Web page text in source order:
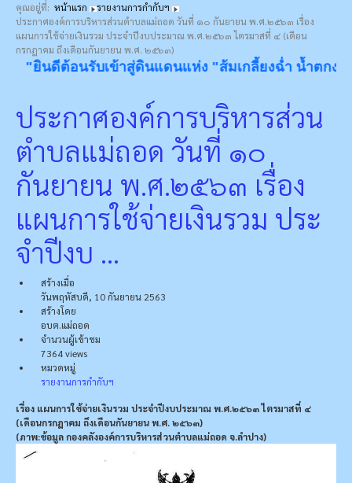
คุณอยู่ที่: หน้าแรก
รายงานการกำกับฯ
ประกาศองค์การบริหารส่วนตําบลแม่ถอด วันที่ ๑๐ กันยายน พ.ศ.๒๕๖๓ เรื่อง
แผนการใช้จ่ายเงินรวม ประจําปีงบประมาณ พ.ศ.๒๕๖๓ ไตรมาสที่ ๔ (เดือน
กรกฎาคม ถึงเดือนกันยายน พ.ศ. ๒๕๖๓)
"ยินดีต้อนรับเข้าสู่ดินแดนแห่ง "ส้มเกลี้ยงฉ่ำ น้ำตกงาม
ประกาศองค์การบริหารส่วน
ตําบลแม่ถอด วันที่ ๑๐
กันยายน พ.ศ.๒๕๖๓ เรื่อง
แผนการใช้จ่ายเงินรวม ประ
จําปีงบ ...
สร้างเมื่อ
วันพฤหัสบดี, 10 กันยายน 2563
สร้างโดย
อบต.แม่ถอด
จำนวนผู้เข้าชม
7364 views
หมวดหมู่
รายงานการกำกับฯ
เรื่อง แผนการใช้จ่ายเงินรวม ประจําปีงบประมาณ พ.ศ.๒๕๖๓ ไตรมาสที่ ๔
(เดือนกรกฎาคม ถึงเดือนกันยายน พ.ศ. ๒๕๖๓)
(ภาพ:ข้อมูล กองคลังองค์การบริหารส่วนตำบลแม่ถอด จ.ลำปาง)